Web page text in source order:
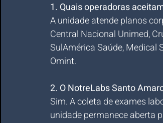
1. Quais operadoras
A unidade atende planos
Central Nacional Unimed,
SulAmérica Saúde, Medical
Omint.
2. O NotreLabs Santo
Sim. A coleta de exames
unidade permanece aberta